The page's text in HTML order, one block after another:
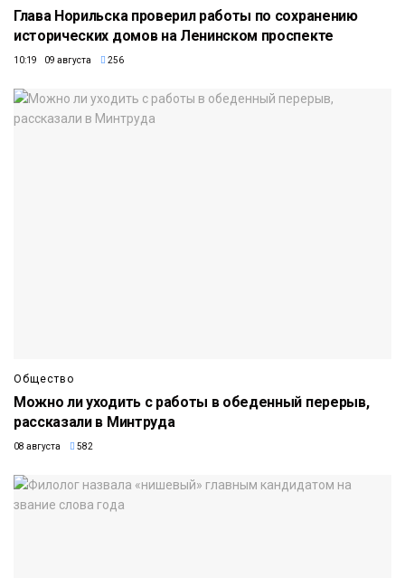
Глава Норильска проверил работы по сохранению
исторических домов на Ленинском проспекте
10:19 09 августа 256
Общество
Можно ли уходить с работы в обеденный перерыв,
рассказали в Минтруда
08 августа 582